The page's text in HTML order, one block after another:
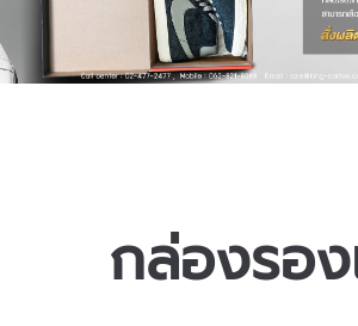
กล่องรอง